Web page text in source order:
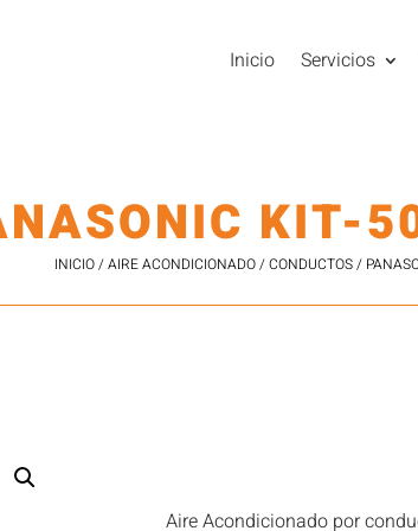
Inicio Servicios
KIT-
INICIO/AIRE ACONDICIONADO/CONDUCTOS/
Aire Acondicionado por